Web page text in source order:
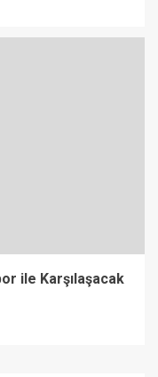
ile Karşılaşacak